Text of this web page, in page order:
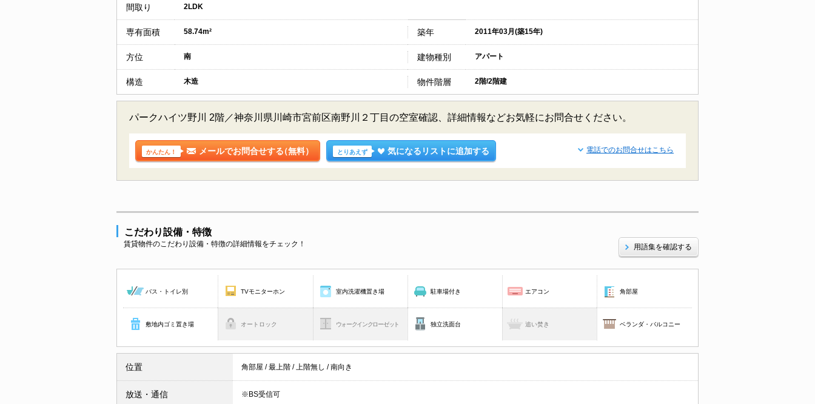
間取り 2LDK
専有面積 58.74m² 築年 2011年03月(築15年)
方位 南 建物種別 アパート
構造 木造 物件階層 2階/2階建
パークハイツ野川 2階／神奈川県川崎市宮前区南野川２丁目の空室確認、詳細情報などお気軽にお問合せください。
かんたん！ メールでお問合せする（無料） とりあえず 気になるリストに追加する 電話でのお問合せはこちら
こだわり設備・特徴
賃貸物件のこだわり設備・特徴の詳細情報をチェック！ 用語集を確認する
バス・トイレ別 TVモニターホン 室内洗濯機置き場 駐車場付き エアコン 角部屋
敷地内ゴミ置き場 オートロック ウォークインクローゼット 独立洗面台 追い焚き ベランダ・バルコニー
位置 角部屋 /最上階 / 上階無し /南向き
放送・通信 ※BS受信可